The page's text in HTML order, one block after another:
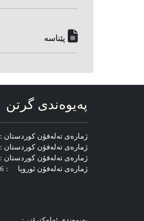
پێناسه‌
په‌یوه‌ندی گرتن
ژماره‌ی ته‌له‌فۆن کوردستان : 07506206655 (00964)
ژماره‌ی ته‌له‌فۆن کوردستان : 07504687209 (00964)
ژماره‌ی ته‌له‌فۆن کوردستان : 07504497138 (00964)
ژماره‌ی ته‌له‌فۆن ئوروپا : 0767676746 (0046)